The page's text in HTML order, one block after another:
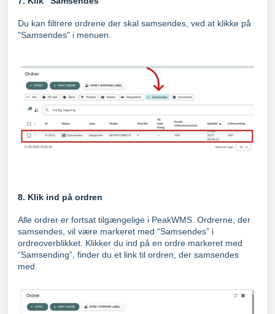
Du kan filtrere ordrene der skal samsendes, ved at klikke på
"Samsendes" i menuen.
8. Klik ind på ordren
Alle ordrer er fortsat tilgængelige i PeakWMS. Ordrerne, der
samsendes, vil være markeret med “Samsendes” i
ordreoverblikket. Klikker du ind på en ordre markeret med
“Samsending”, finder du et link til ordren, der samsendes
med.